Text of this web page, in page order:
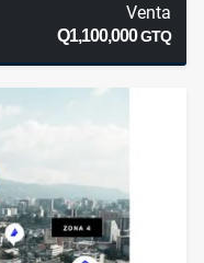
Venta
Q1,100,000GTQ